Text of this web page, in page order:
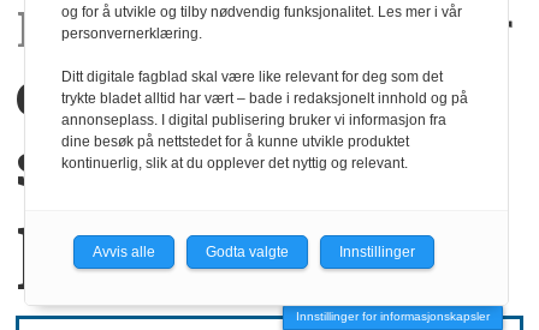
Rapport:Det kommer
en generasjon
som ønsker å stå
på egne bein
Innstillinger for informasjonskapsler
og for å utvikle og tilby nødvendig funksjonalitet. Les mer i vår
personvernerklæring.
Ditt digitale fagblad skal være like relevant for deg som det
trykte bladet alltid har vært – bade i redaksjonelt innhold og på
annonseplass. I digital publisering bruker vi informasjon fra
dine besøk på nettstedet for å kunne utvikle produktet
kontinuerlig, slik at du opplever det nyttig og relevant.
Avvis alle Godta valgte Innstillinger